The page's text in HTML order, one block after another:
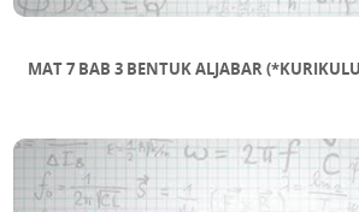
MAT 7 BAB 3 BENTUK ALJABAR